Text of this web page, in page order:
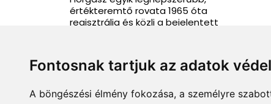
Fontosnak tartjuk az adatok
A böngészési élmény fokozása, a személyre
értékteremtő rovata 1965 óta
regisztrálja és közli a bejelentett